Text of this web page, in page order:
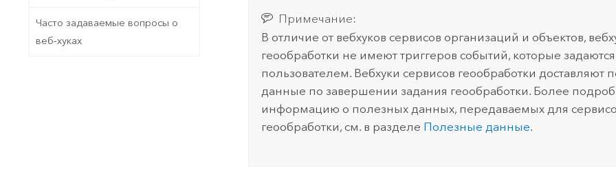
Часто задаваемые вопросы о
веб-хуках
Примечание:
В отличие от вебхуков сервисов организаций и объектов,
геообработки не имеют триггеров событий, которые задаются
пользователем. Вебхуки сервисов геообработки доставляют
данные по завершении задания геообработки. Более
информацию о полезных данных, передаваемых для
геообработки, см. в разделе Полезные данные.